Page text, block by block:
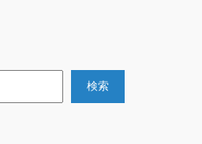
検索